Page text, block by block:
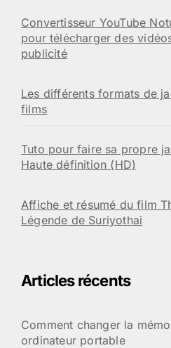
Convertisseur YouTube
pour télécharger des
publicité
Les différents formats de
films
Tuto pour faire sa propre
Haute définition (HD)
Affiche et résumé du film
Légende de Suriyothai
Articles récents
Comment changer la
ordinateur portable